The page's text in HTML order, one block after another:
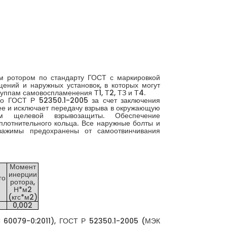
по стандарту ГОСТ с маркировкой
и наружных установок, в которых могут
самовоспламенения Т1, Т2, ТЗ и Т4.
ГОСТ Р 52350.1-2005 за счет заключения
и исключает передачу взрыва в окружающую
щелевой взрывозащиты. Обеспечение
кольца. Все наружные болты и
предохранены от самоотвинчивания
Момент
инерции
ротора,
Н*м2
(кгс*м2)
0,002
60079-0:2011), ГОСТ Р 52350.1-2005 (МЭК